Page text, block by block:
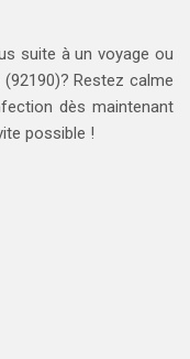
suite à un voyage ou
Restez calme
dès maintenant
possible !